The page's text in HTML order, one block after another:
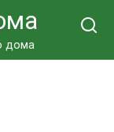
дома